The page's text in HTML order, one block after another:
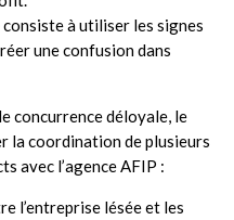
à utiliser les signes
une confusion dans
concurrence déloyale, le
la coordination de plusieurs
avec l’agence AFIP :
l’entreprise lésée et les